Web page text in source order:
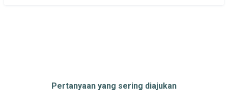
Pertanyaan yang sering diajukan